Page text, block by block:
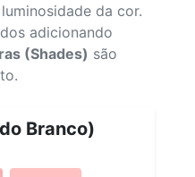
da cor.
adicionando
(Shades) são
Branco)